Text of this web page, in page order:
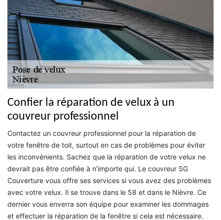
Confier la réparation de velux à un
couvreur professionnel
Contactez un couvreur professionnel pour la réparation de
votre fenêtre de toit, surtout en cas de problèmes pour éviter
les inconvénients. Sachez que la réparation de votre velux ne
devrait pas être confiée à n’importe qui. Le couvreur SG
Couverture vous offre ses services si vous avez des problèmes
avec votre velux. Il se trouve dans le 58 et dans le Nièvre. Ce
dernier vous enverra son équipe pour examiner les dommages
et effectuer la réparation de la fenêtre si cela est nécessaire.